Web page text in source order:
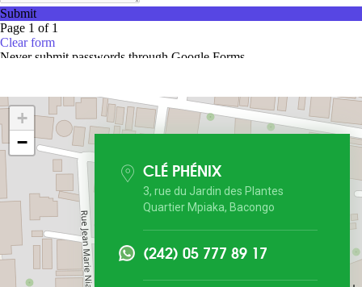
+
−
CLÉ PHÉNIX
3, rue du Jardin des Plantes
Quartier Mpiaka, Bacongo
(242) 05 777 89 17